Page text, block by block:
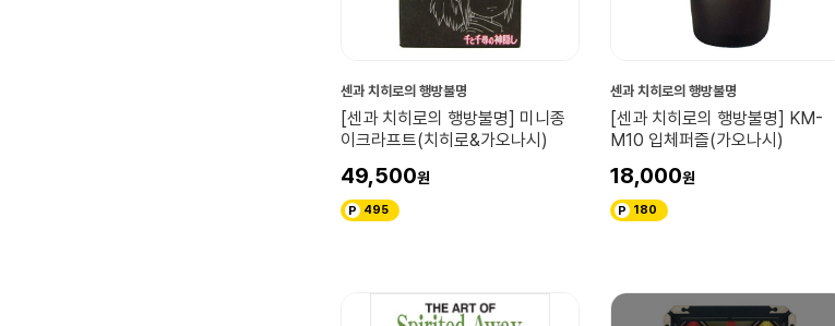
센과 치히로의 행방불명
[센과 치히로의 행방불명] 미니종
이크라프트(치히로&가오나시)
49,500
495
센과 치히로의 행방불명
[센과 치히로의 행방불명] KM-
M10 입체퍼즐(가오나시)
18,000
180